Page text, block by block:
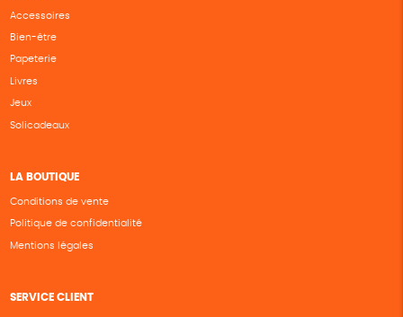
Accessoires
Bien-être
Papeterie
Livres
Jeux
Solicadeaux
LA BOUTIQUE
Conditions de vente
Politique de confidentialité
Mentions légales
SERVICE CLIENT